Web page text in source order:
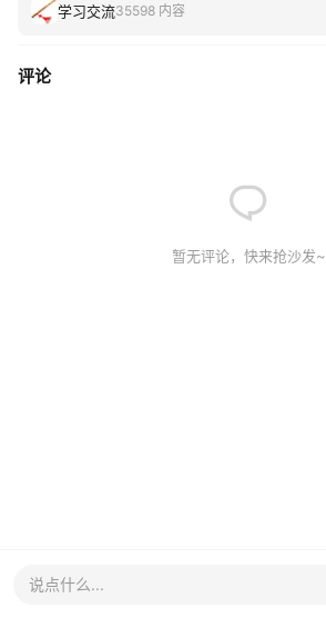
学习交流35598 内容
评论
暂无评论，快来抢沙发~
说点什么...